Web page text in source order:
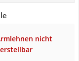
nicht